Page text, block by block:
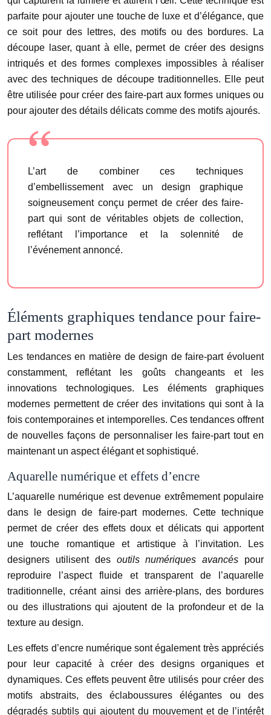
parfaite pour ajouter une touche de luxe et d’élégance, que
ce soit pour des lettres, des motifs ou des bordures. La
découpe laser, quant à elle, permet de créer des designs
intriqués et des formes complexes impossibles à réaliser
avec des techniques de découpe traditionnelles. Elle peut
être utilisée pour créer des faire-part aux formes uniques ou
pour ajouter des détails délicats comme des motifs ajourés.
L’art de combiner ces techniques
d’embellissement avec un design graphique
soigneusement conçu permet de créer des faire-
part qui sont de véritables objets de collection,
reflétant l’importance et la solennité de
l’événement annoncé.
Éléments graphiques tendance pour faire-
part modernes
Les tendances en matière de design de faire-part évoluent
constamment, reflétant les goûts changeants et les
innovations technologiques. Les éléments graphiques
modernes permettent de créer des invitations qui sont à la
fois contemporaines et intemporelles. Ces tendances offrent
de nouvelles façons de personnaliser les faire-part tout en
maintenant un aspect élégant et sophistiqué.
Aquarelle numérique et effets d’encre
L’aquarelle numérique est devenue extrêmement populaire
dans le design de faire-part modernes. Cette technique
permet de créer des effets doux et délicats qui apportent
une touche romantique et artistique à l’invitation. Les
designers utilisent des outils numériques avancés pour
reproduire l’aspect fluide et transparent de l’aquarelle
traditionnelle, créant ainsi des arrière-plans, des bordures
ou des illustrations qui ajoutent de la profondeur et de la
texture au design.
Les effets d’encre numérique sont également très appréciés
pour leur capacité à créer des designs organiques et
dynamiques. Ces effets peuvent être utilisés pour créer des
motifs abstraits, des éclaboussures élégantes ou des
dégradés subtils qui ajoutent du mouvement et de l’intérêt